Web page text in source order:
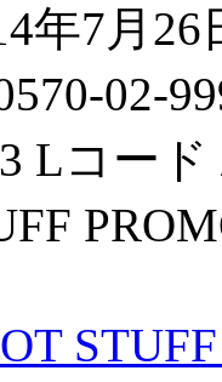
年7月26
02-
Lコー